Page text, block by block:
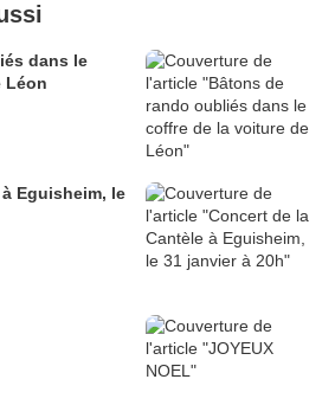
dans le
Léon
Eguisheim, le